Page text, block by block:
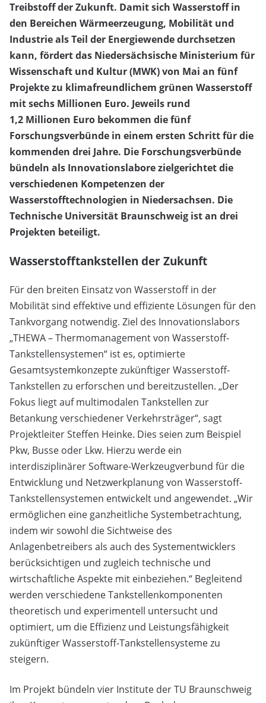
Treibstoff der Zukunft. Damit sich Wasserstoff in
den Bereichen Wärmeerzeugung, Mobilität und
Industrie als Teil der Energiewende durchsetzen
kann, fördert das Niedersächsische Ministerium für
Wissenschaft und Kultur (MWK) von Mai an fünf
Projekte zu klimafreundlichem grünen Wasserstoff
mit sechs Millionen Euro. Jeweils rund
1,2 Millionen Euro bekommen die fünf
Forschungsverbünde in einem ersten Schritt für die
kommenden drei Jahre. Die Forschungsverbünde
bündeln als Innovationslabore zielgerichtet die
verschiedenen Kompetenzen der
Wasserstofftechnologien in Niedersachsen. Die
Technische Universität Braunschweig ist an drei
Projekten beteiligt.
Wasserstofftankstellen der Zukunft
Für den breiten Einsatz von Wasserstoff in der
Mobilität sind effektive und effiziente Lösungen für den
Tankvorgang notwendig. Ziel des Innovationslabors
„THEWA – Thermomanagement von Wasserstoff-
Tankstellensystemen“ ist es, optimierte
Gesamtsystemkonzepte zukünftiger Wasserstoff-
Tankstellen zu erforschen und bereitzustellen. „Der
Fokus liegt auf multimodalen Tankstellen zur
Betankung verschiedener Verkehrsträger“, sagt
Projektleiter Steffen Heinke. Dies seien zum Beispiel
Pkw, Busse oder Lkw. Hierzu werde ein
interdisziplinärer Software-Werkzeugverbund für die
Entwicklung und Netzwerkplanung von Wasserstoff-
Tankstellensystemen entwickelt und angewendet. „Wir
ermöglichen eine ganzheitliche Systembetrachtung,
indem wir sowohl die Sichtweise des
Anlagenbetreibers als auch des Systementwicklers
berücksichtigen und zugleich technische und
wirtschaftliche Aspekte mit einbeziehen.“ Begleitend
werden verschiedene Tankstellenkomponenten
theoretisch und experimentell untersucht und
optimiert, um die Effizienz und Leistungsfähigkeit
zukünftiger Wasserstoff-Tankstellensysteme zu
steigern.
Im Projekt bündeln vier Institute der TU Braunschweig